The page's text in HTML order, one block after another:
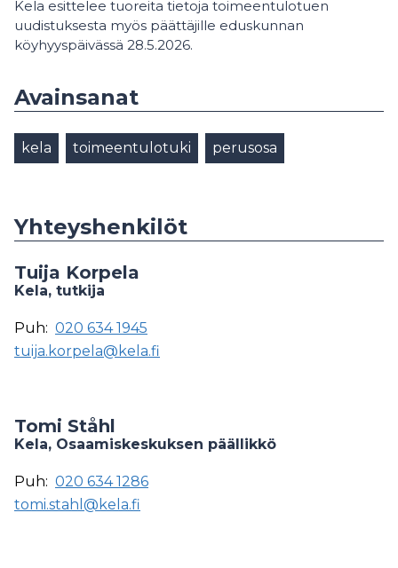
Kela esittelee tuoreita tietoja toimeentulotuen
uudistuksesta myös päättäjille eduskunnan
köyhyyspäivässä 28.5.2026.
Avainsanat
kela toimeentulotuki perusosa
Yhteyshenkilöt
Tuija Korpela
Kela, tutkija
Puh: 020 634 1945
tuija.korpela@kela.fi
Tomi Ståhl
Kela, Osaamiskeskuksen päällikkö
Puh: 020 634 1286
tomi.stahl@kela.fi